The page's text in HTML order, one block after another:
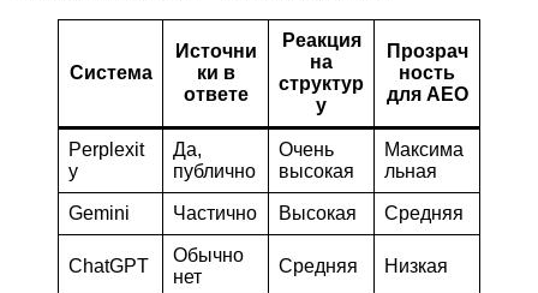
Система
Источни
ки в
ответе
Реакция
на
структур
у
Прозрач
ность
для AEO
Perplexit
y
Да,
публично
Очень
высокая
Максима
льная
Gemini Частично Высокая Средняя
ChatGPT
Обычно
нет
Средняя Низкая